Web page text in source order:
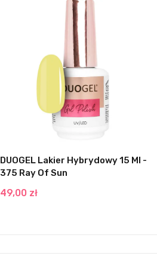
DUOGEL Lakier Hybrydowy 15 Ml -
375 Ray Of Sun
49,00 zł